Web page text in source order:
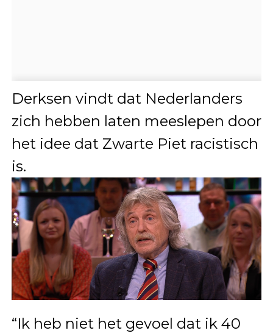
Derksen vindt dat Nederlanders
zich hebben laten meeslepen door
het idee dat Zwarte Piet racistisch
is.
“Ik heb niet het gevoel dat ik 40